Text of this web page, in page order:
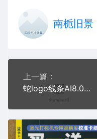
南栀旧景
上一篇：
蛇logo线条AI8.0格式激光打标文件通用矢量图